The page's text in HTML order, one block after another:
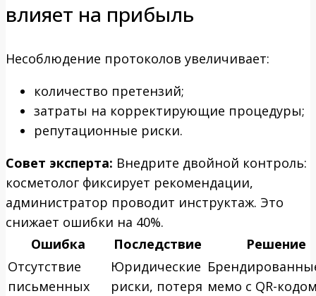
влияет на прибыль
Несоблюдение протоколов увеличивает:
количество претензий;
затраты на корректирующие процедуры;
репутационные риски.
Совет эксперта: Внедрите двойной контроль:
косметолог фиксирует рекомендации,
администратор проводит инструктаж. Это
снижает ошибки на 40%.
Ошибка
Последствие
Решение
Отсутствие
письменных
Юридические
риски, потеря мемо с QR-